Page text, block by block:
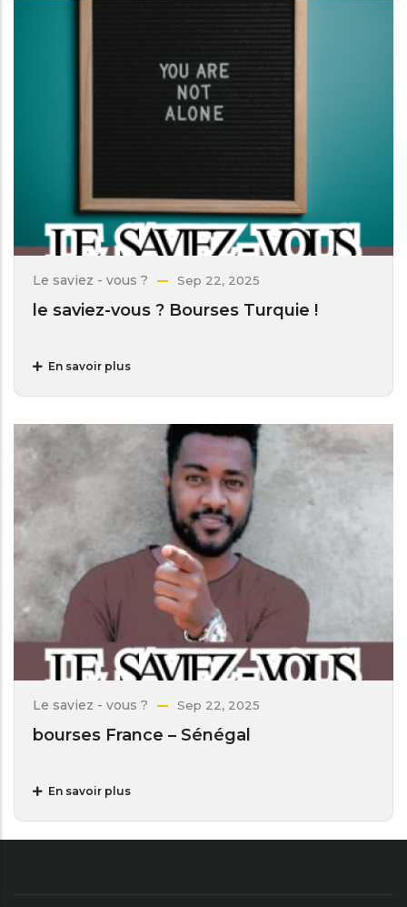
Le saviez - vous ? Sep 22, 2025
le saviez-vous ? Bourses Turquie !
En savoir plus
Le saviez - vous ? Sep 22, 2025
bourses France – Sénégal
En savoir plus